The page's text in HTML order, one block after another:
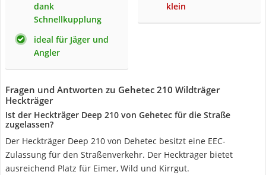
dank
Schnellkupplung
ideal für Jäger und
Angler
klein
Fragen und Antworten zu Gehetec 210 Wildträger
Heckträger
Ist der Heckträger Deep 210 von Gehetec für die Straße
zugelassen?
Der Heckträger Deep 210 von Dehetec besitzt eine EEC-
Zulassung für den Straßenverkehr. Der Heckträger bietet
ausreichend Platz für Eimer, Wild und Kirrgut.